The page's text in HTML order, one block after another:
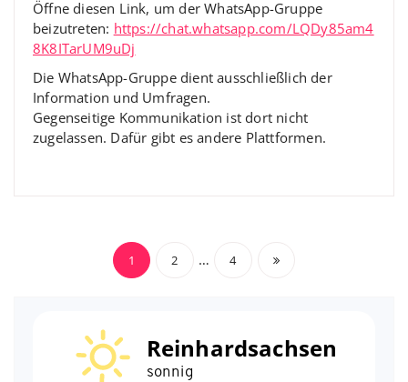
Öffne diesen Link, um der WhatsApp-Gruppe
beizutreten: https://chat.whatsapp.com/LQDy85am4
8K8ITarUM9uDj
Die WhatsApp-Gruppe dient ausschließlich der
Information und Umfragen.
Gegenseitige Kommunikation ist dort nicht
zugelassen. Dafür gibt es andere Plattformen.
Beiträge
1 2 … 4
Reinhardsachsen
sonnig